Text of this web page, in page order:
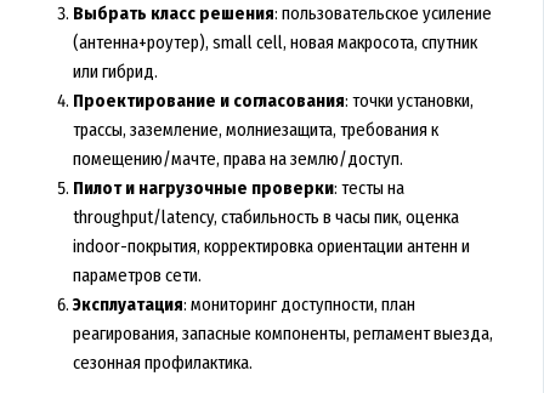
Выбрать класс решения: пользовательское усиление
(антенна+роутер), small cell, новая макросота, спутник
или гибрид.
Проектирование и согласования: точки установки,
трассы, заземление, молниезащита, требования к
помещению/мачте, права на землю/доступ.
Пилот и нагрузочные проверки: тесты на
throughput/latency, стабильность в часы пик, оценка
indoor-покрытия, корректировка ориентации антенн и
параметров сети.
Эксплуатация: мониторинг доступности, план
реагирования, запасные компоненты, регламент выезда,
сезонная профилактика.